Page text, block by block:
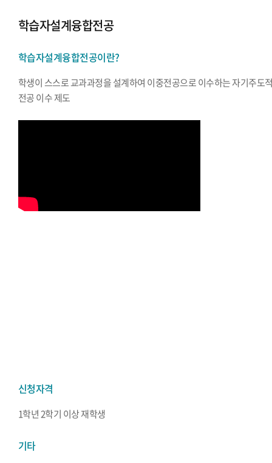
학습자설계융합전공
학습자설계융합전공이란?
학생이 스스로 교과과정을 설계하여 이중전공으로 이수하는 자기주도
전공 이수 제도
신청자격
1학년 2학기 이상 재학생
기타